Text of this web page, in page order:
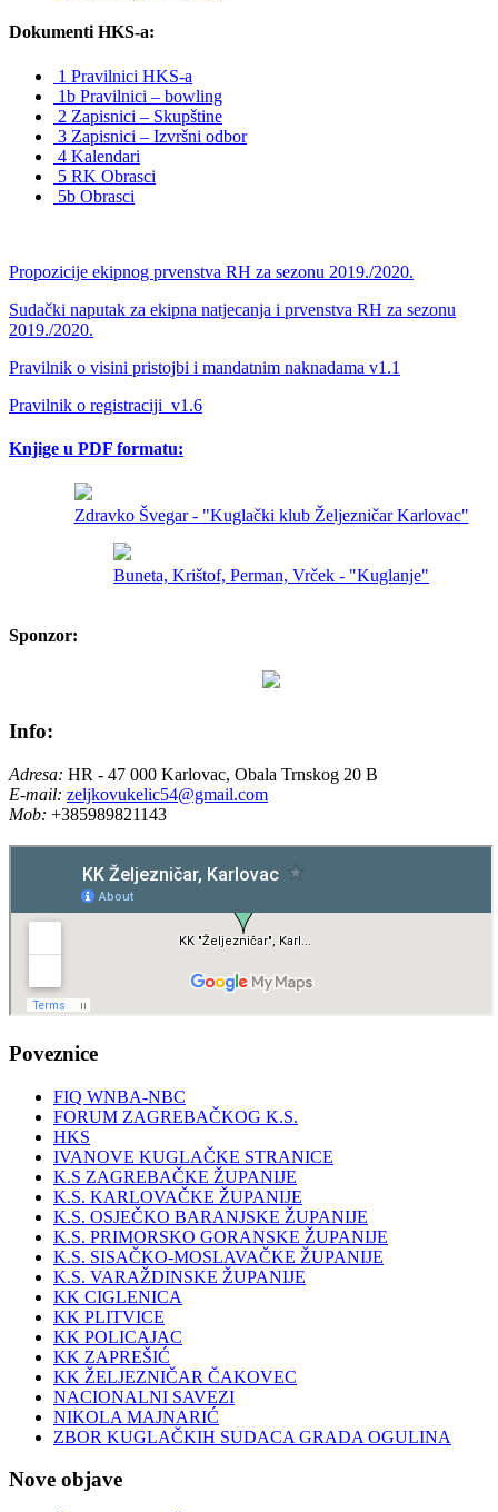
Dokumenti HKS-a:
1 Pravilnici HKS-a
1b Pravilnici – bowling
2 Zapisnici – Skupštine
3 Zapisnici – Izvršni odbor
4 Kalendari
5 RK Obrasci
5b Obrasci
Propozicije ekipnog prvenstva RH za sezonu 2019./2020.
Sudački naputak za ekipna natjecanja i prvenstva RH za sezonu
2019./2020.
Pravilnik o visini pristojbi i mandatnim naknadama v1.1
Pravilnik o registraciji_v1.6
Knjige u PDF formatu:
Zdravko Švegar - "Kuglački klub Željezničar Karlovac"
Buneta, Krištof, Perman, Vrček - "Kuglanje"
Sponzor:
Info:
Adresa: HR - 47 000 Karlovac, Obala Trnskog 20 B
E-mail: zeljkovukelic54@gmail.com
Mob: +385989821143
Poveznice
FIQ WNBA-NBC
FORUM ZAGREBAČKOG K.S.
HKS
IVANOVE KUGLAČKE STRANICE
K.S ZAGREBAČKE ŽUPANIJE
K.S. KARLOVAČKE ŽUPANIJE
K.S. OSJEČKO BARANJSKE ŽUPANIJE
K.S. PRIMORSKO GORANSKE ŽUPANIJE
K.S. SISAČKO-MOSLAVAČKE ŽUPANIJE
K.S. VARAŽDINSKE ŽUPANIJE
KK CIGLENICA
KK PLITVICE
KK POLICAJAC
KK ZAPREŠIĆ
KK ŽELJEZNIČAR ČAKOVEC
NACIONALNI SAVEZI
NIKOLA MAJNARIĆ
ZBOR KUGLAČKIH SUDACA GRADA OGULINA
Nove objave